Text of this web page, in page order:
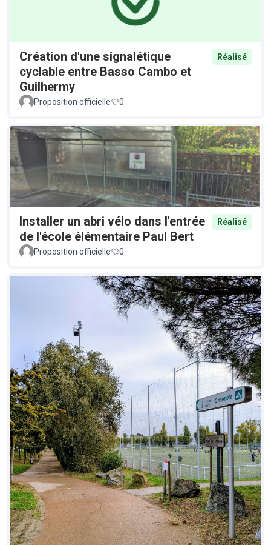
Création d'une signalétique
cyclable entre Basso Cambo et
Guilhermy
Réalisé
Proposition officielle 0
Installer un abri vélo dans l'entrée
de l'école élémentaire Paul Bert
Réalisé
Proposition officielle 0